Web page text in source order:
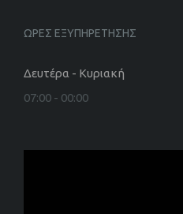
ΩΡΕΣ ΕΞΥΠΗΡΕΤΗΣΗΣ
Δευτέρα - Κυριακή
07:00 - 00:00